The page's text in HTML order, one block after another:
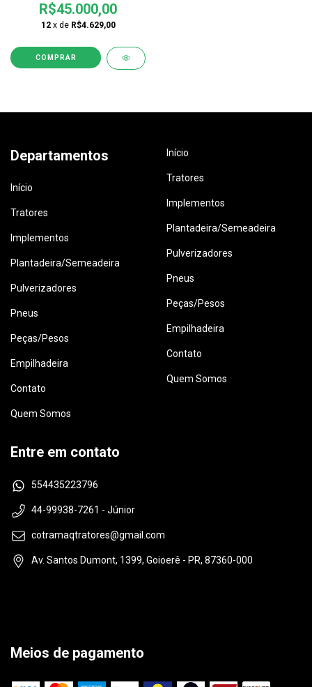
R$45.000,00
12 x de R$4.629,00
Departamentos
Início
Tratores
Implementos
Plantadeira/Semeadeira
Pulverizadores
Pneus
Peças/Pesos
Empilhadeira
Contato
Quem Somos
Início
Tratores
Implementos
Plantadeira/Semeadeira
Pulverizadores
Pneus
Peças/Pesos
Empilhadeira
Contato
Quem Somos
Entre em contato
554435223796
44-99938-7261 - Júnior
cotramaqtratores@gmail.com
Av. Santos Dumont, 1399, Goioerê - PR, 87360-000
Meios de pagamento